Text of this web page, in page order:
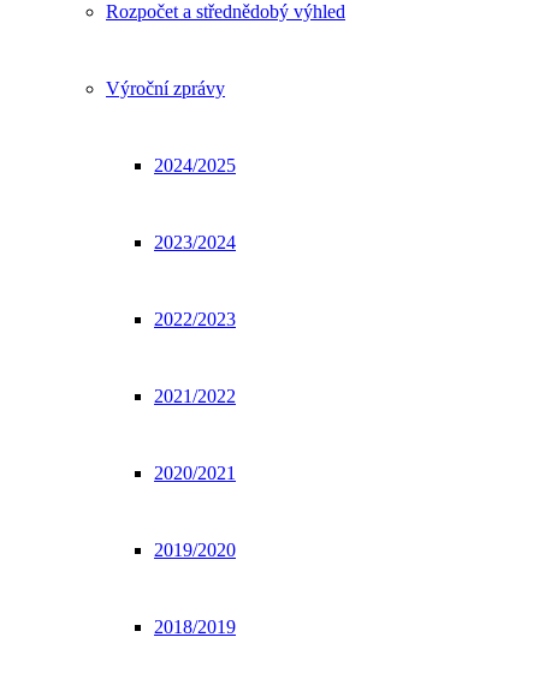
Rozpočet a střednědobý výhled
Výroční zprávy
2024/2025
2023/2024
2022/2023
2021/2022
2020/2021
2019/2020
2018/2019